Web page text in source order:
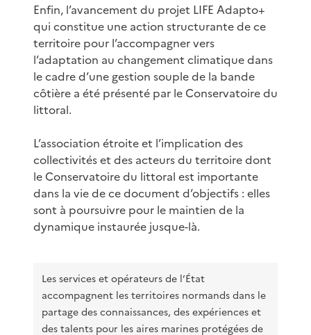
Enfin, l’avancement du projet LIFE Adapto+
qui constitue une action structurante de ce
territoire pour l’accompagner vers
l’adaptation au changement climatique dans
le cadre d’une gestion souple de la bande
côtière a été présenté par le Conservatoire du
littoral.
L’association étroite et l’implication des
collectivités et des acteurs du territoire dont
le Conservatoire du littoral est importante
dans la vie de ce document d’objectifs : elles
sont à poursuivre pour le maintien de la
dynamique instaurée jusque-là.
Les services et opérateurs de l’État
accompagnent les territoires normands dans le
partage des connaissances, des expériences et
des talents pour les aires marines protégées de